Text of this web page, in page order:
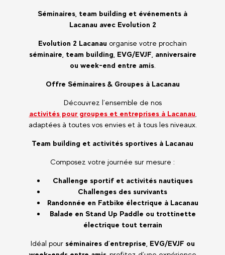
Séminaires, team building et événements à
Lacanau avec Evolution 2
Evolution 2 Lacanau organise votre prochain
séminaire, team building, EVG/EVJF, anniversaire
ou week-end entre amis.
Offre Séminaires & Groupes à Lacanau
Découvrez l’ensemble de nos
activités pour groupes et entreprises à Lacanau
adaptées à toutes vos envies et à tous les niveaux.
Team building et activités sportives à Lacanau
Composez votre journée sur mesure :
Challenge sportif et activités nautiques
Challenges des survivants
Randonnée en Fatbike électrique à Lacanau
Balade en Stand Up Paddle ou trottinette
électrique tout terrain
Idéal pour séminaires d’entreprise, EVG/EVJF ou